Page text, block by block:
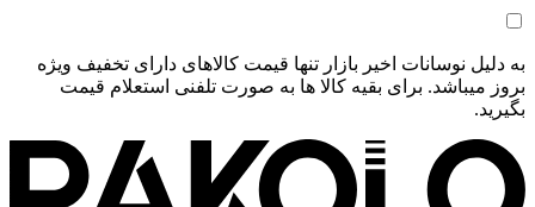
به دلیل نوسانات اخیر بازار تنها قیمت کالاهای دارای تخفیف ویژه
بروز میباشد. برای بقیه کالا ها به صورت تلفنی استعلام قیمت
بگیرید.